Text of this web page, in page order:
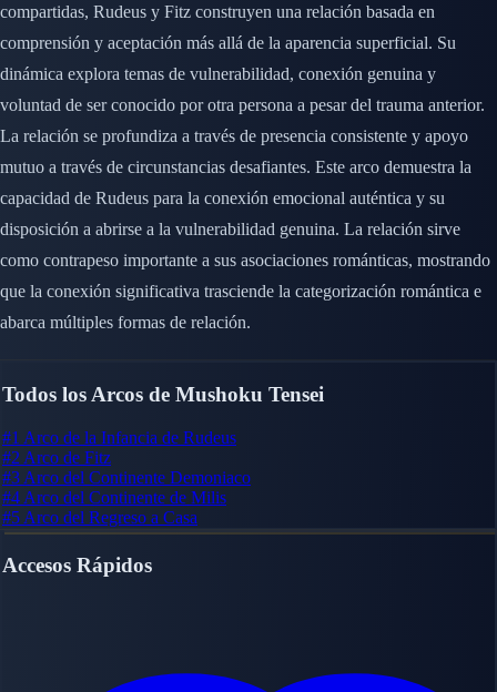
compartidas, Rudeus y Fitz construyen una relación basada en
comprensión y aceptación más allá de la aparencia superficial. Su
dinámica explora temas de vulnerabilidad, conexión genuina y
voluntad de ser conocido por otra persona a pesar del trauma anterior.
La relación se profundiza a través de presencia consistente y apoyo
mutuo a través de circunstancias desafiantes. Este arco demuestra la
capacidad de Rudeus para la conexión emocional auténtica y su
disposición a abrirse a la vulnerabilidad genuina. La relación sirve
como contrapeso importante a sus asociaciones románticas, mostrando
que la conexión significativa trasciende la categorización romántica e
abarca múltiples formas de relación.
Todos los Arcos de Mushoku Tensei
#1 Arco de la Infancia de Rudeus
#2 Arco de Fitz
#3 Arco del Continente Demoniaco
#4 Arco del Continente de Milis
#5 Arco del Regreso a Casa
Accesos Rápidos